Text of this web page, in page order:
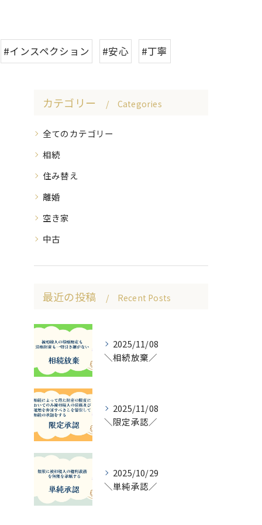
#インスペクション #安心 #丁寧
カテゴリー Categories
全てのカテゴリー
相続
住み替え
離婚
空き家
中古
最近の投稿 Recent Posts
2025/11/08
＼相続放棄／
2025/11/08
＼限定承認／
2025/10/29
＼単純承認／